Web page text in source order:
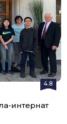
4.8
интернат